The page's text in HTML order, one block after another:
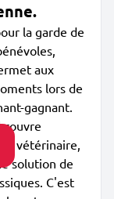
la garde de
aux
lors de
gagnant.
vétérinaire,
solution de
C'est